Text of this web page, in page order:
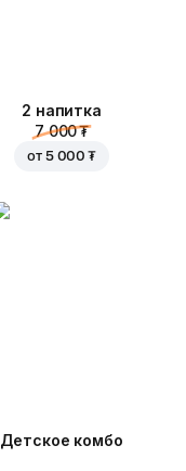
2 напитка
7 000 ₮
от 5 000 ₮
Детское комбо